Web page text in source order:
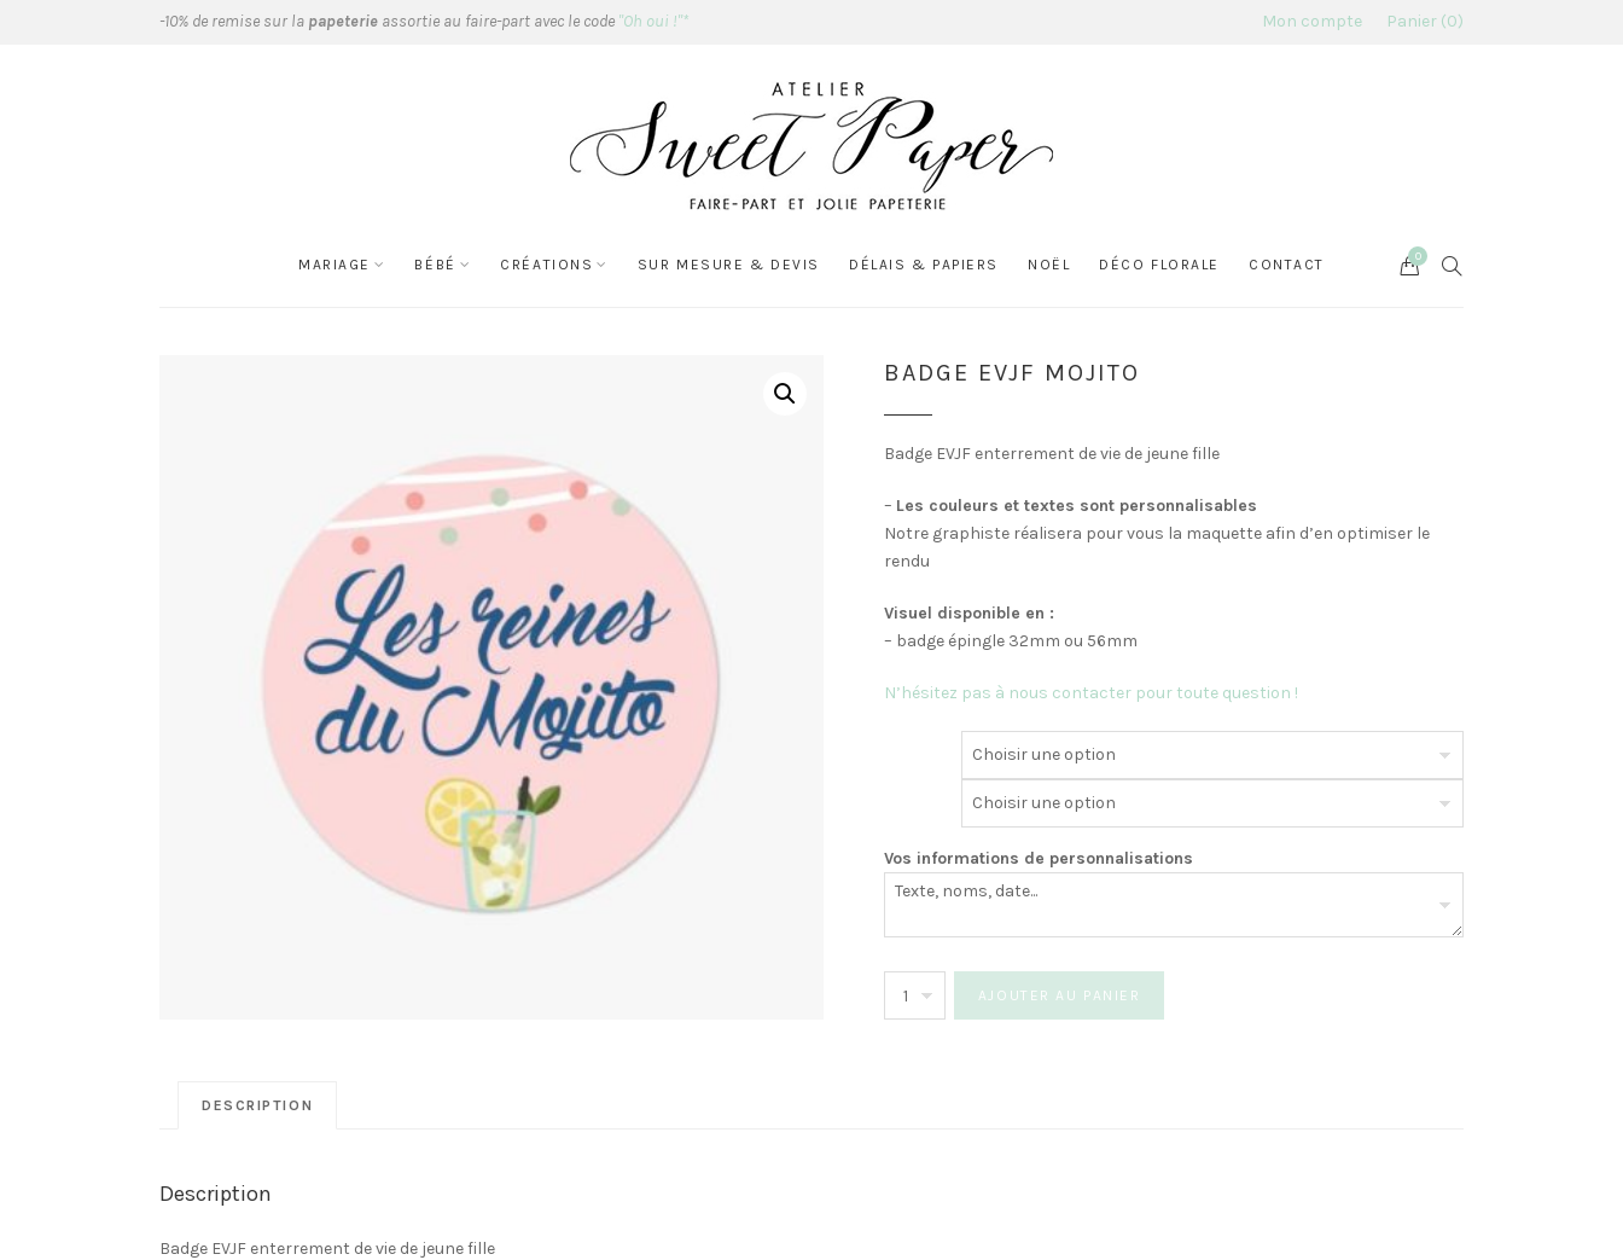
-10% de remise sur la papeterie assortie au faire-part avec le code "Oh oui !"* Mon compte Panier 0
MARIAGE BÉBÉ CRÉATIONS SUR MESURE & DEVIS DÉLAIS & PAPIERS NOËL DÉCO FLORALE CONTACT SEARCH
Cart
0
BADGE EVJF MOJITO
Badge EVJF enterrement de vie de jeune fille
– Les couleurs et textes sont personnalisables
Notre graphiste réalisera pour vous la maquette afin d’en optimiser le
rendu
Visuel disponible en :
– badge épingle 32mm ou 56mm
N’hésitez pas à nous contacter pour toute question !
Vos informations de personnalisations
AJOUTER AU PANIER
DESCRIPTION
Description
Badge EVJF enterrement de vie de jeune fille